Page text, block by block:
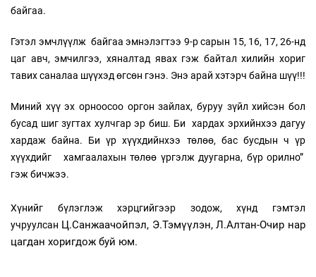
байгаа.
Гэтэл эмчлүүлж байгаа эмнэлэгтээ 9-р сарын 15, 16, 17, 26-нд
цаг авч, эмчилгээ, хяналтад явах гэж байтал хилийн хориг
тавих саналаа шүүхэд өгсөн гэнэ. Энэ арай хэтэрч байна шүү!!!
Миний хүү эх орноосоо оргон зайлах, буруу зүйл хийсэн бол
бусад шиг зугтах хулчгар эр биш. Би хардах эрхийнхээ дагуу
хардаж байна. Би үр хүүхдийнхээ төлөө, бас бусдын ч үр
хүүхдийг хамгаалахын төлөө үргэлж дуугарна, бүр орилно”
гэж бичжээ.
Хүнийг бүлэглэж хэрцгийгээр зодож, хүнд гэмтэл
учруулсан Ц.Санжаачойпэл, Э.Тэмүүлэн, Л.Алтан-Очир нар
цагдан хоригдож буй юм.